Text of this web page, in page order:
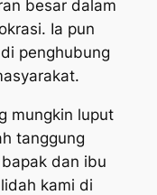
besar dalam
Ia pun
penghubung
mungkin luput
tanggung
dan ibu
kami di